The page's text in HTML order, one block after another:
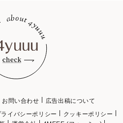
お問い合わせ
広告出稿について
ライバシーポリシー
クッキーポリシー